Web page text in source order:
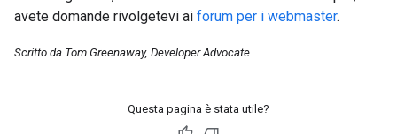
avete domande rivolgetevi ai forum per i webmaster.
Scritto da Tom Greenaway, Developer Advocate
Questa pagina è stata utile?